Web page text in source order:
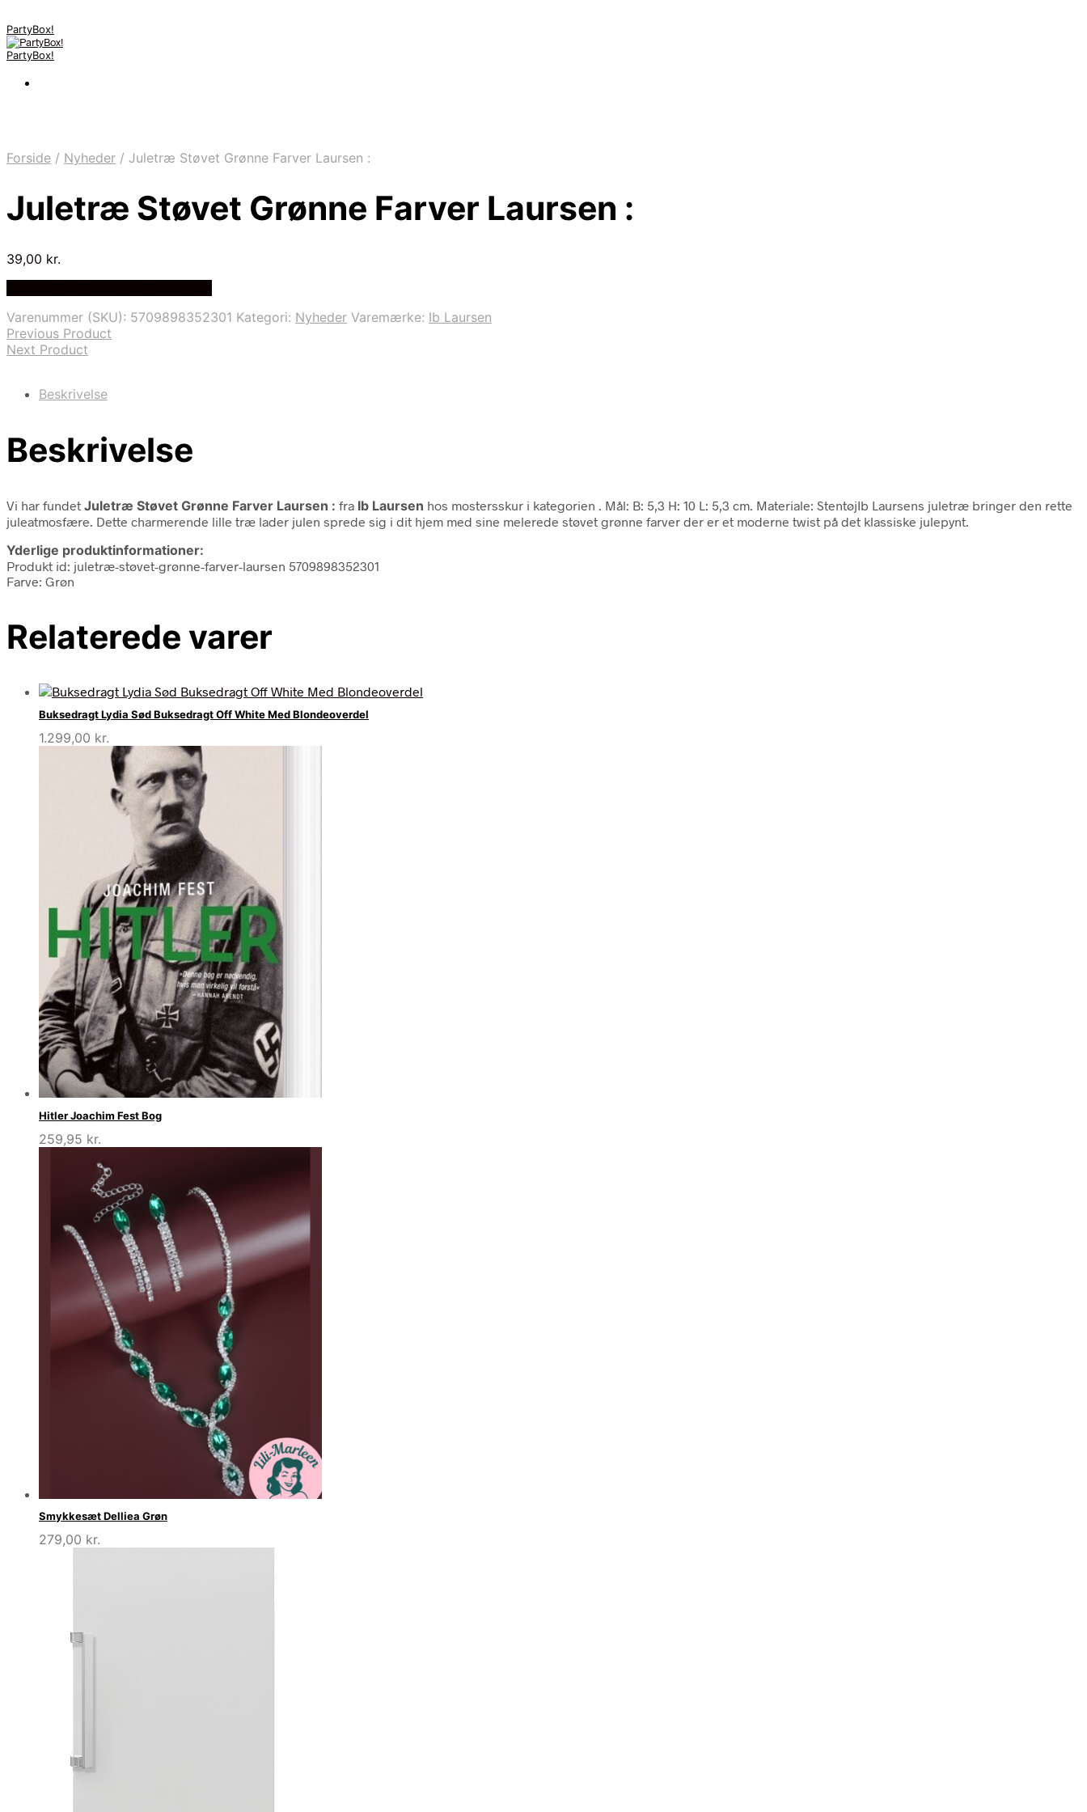
PartyBox!
PartyBox!
Forside / Nyheder / Juletræ Støvet Grønne Farver Laursen :
Juletræ Støvet Grønne Farver Laursen :
39,00 kr.
Varenummer (SKU): 5709898352301 Kategori: Nyheder Varemærke: Ib Laursen
Previous Product
Next Product
Beskrivelse
Beskrivelse
Vi har fundet Juletræ Støvet Grønne Farver Laursen : fra Ib Laursen hos mostersskur i kategorien
. Mål: B: 5,3 H: 10 L: 5,3 cm. Materiale: StentøjIb Laursens juletræ bringer den rette
juleatmosfære. Dette charmerende lille træ lader julen sprede sig i dit hjem med sine melerede støvet grønne farver der er et moderne twist på det klassiske julepynt.
Yderlige produktinformationer:
Produkt id: juletræ-støvet-grønne-farver-laursen 5709898352301
Farve: Grøn
Relaterede varer
Buksedragt Lydia Sød Buksedragt Off White Med Blondeoverdel
1.299,00 kr.
Hitler Joachim Fest Bog
259,95 kr.
Smykkesæt Delliea Grøn
279,00 kr.